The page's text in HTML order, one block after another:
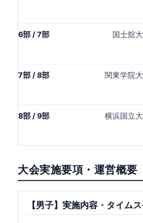
6部 / 7部 国士舘
7部 / 8部 関東学院
8部 / 9部 横浜国立
大会実施要項・運営概要
【男子】実施内容・タイム